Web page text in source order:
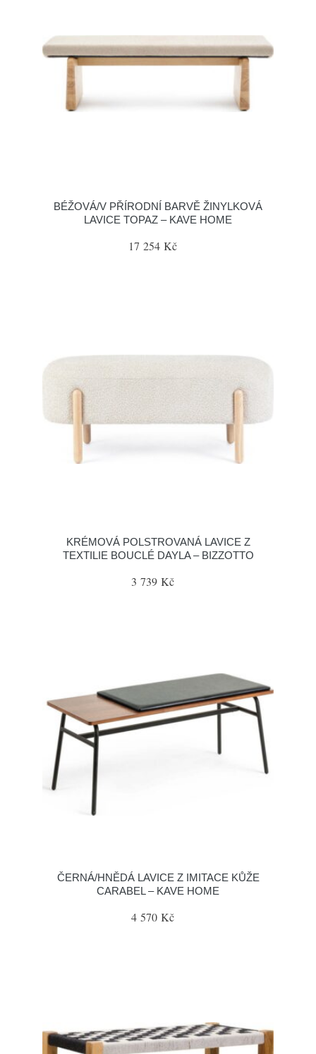
BÉŽOVÁ/V PŘÍRODNÍ BARVĚ ŽINYLKOVÁ
LAVICE TOPAZ – KAVE HOME
17 254 Kč
KRÉMOVÁ POLSTROVANÁ LAVICE Z
TEXTILIE BOUCLÉ DAYLA – BIZZOTTO
3 739 Kč
ČERNÁ/HNĚDÁ LAVICE Z IMITACE KŮŽE
CARABEL – KAVE HOME
4 570 Kč